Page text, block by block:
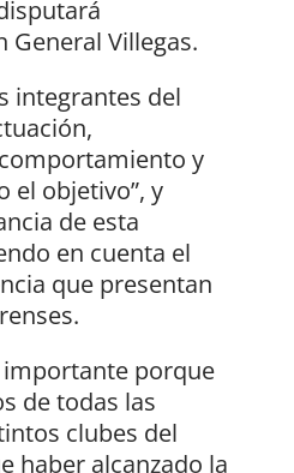
Villegas.
integrantes del
y
el objetivo”, y
de esta
en cuenta el
que presentan
importante porque
de todas las
clubes del
haber alcanzado la